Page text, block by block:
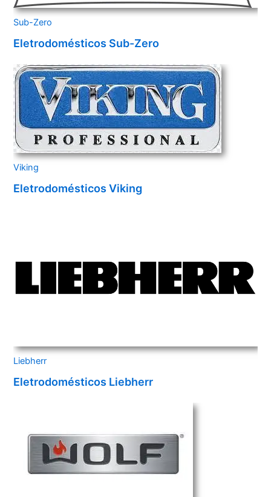
Sub-Zero
Eletrodomésticos Sub-Zero
Viking
Eletrodomésticos Viking
Liebherr
Eletrodomésticos Liebherr